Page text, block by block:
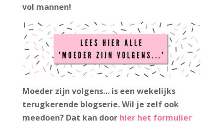
vol mannen!
Moeder zijn volgens… is een wekelijks
terugkerende blogserie. Wil je zelf ook
meedoen? Dat kan door hier het formulier